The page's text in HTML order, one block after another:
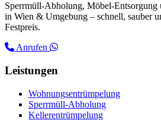
Sperrmüll-Abholung, Möbel-Entsorgung
in Wien & Umgebung – schnell, sauber
Festpreis.
Anrufen
Leistungen
Wohnungsentrümpelung
Sperrmüll-Abholung
Kellerentrümpelung